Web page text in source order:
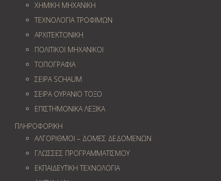
ΧΗΜΙΚΗ ΜΗΧΑΝΙΚΗ
ΤΕΧΝΟΛΟΓΙΑ ΤΡΟΦΙΜΩΝ
ΑΡΧΙΤΕΚΤΟΝΙΚΗ
ΠΟΛΙΤΙΚΟΙ ΜΗΧΑΝΙΚΟΙ
ΤΟΠΟΓΡΑΦΙΑ
ΣΕΙΡΑ SCHAUM
ΣΕΙΡΑ ΟΥΡΑΝΙΟ ΤΟΞΟ
ΕΠΙΣΤΗΜΟΝΙΚΑ ΛΕΞΙΚΑ
ΠΛΗΡΟΦΟΡΙΚΗ
ΑΛΓΟΡΙΘΜΟΙ – ΔΟΜΕΣ ΔΕΔΟΜΕΝΩΝ
ΓΛΩΣΣΕΣ ΠΡΟΓΡΑΜΜΑΤΙΣΜΟΥ
ΕΚΠΑΙΔΕΥΤΙΚΗ ΤΕΧΝΟΛΟΓΙΑ